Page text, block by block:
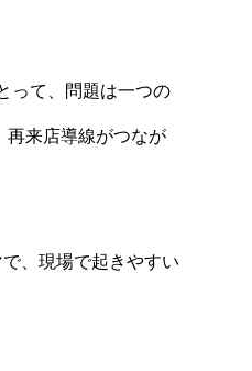
って、問題は一つの
再来店導線がつなが
、現場で起きやすい